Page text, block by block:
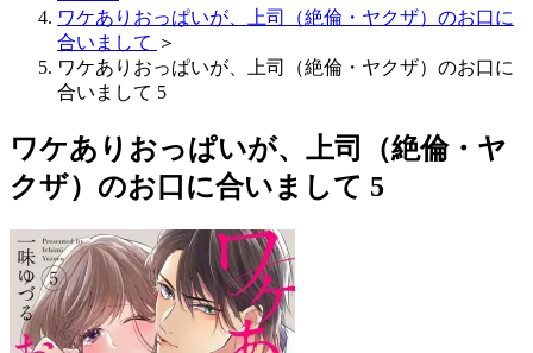
ワケありおっぱいが、上司（絶倫・ヤクザ）のお口に
合いまして ＞
ワケありおっぱいが、上司（絶倫・ヤクザ）のお口に
合いまして 5
ワケありおっぱいが、上司（絶倫・ヤ
クザ）のお口に合いまして 5